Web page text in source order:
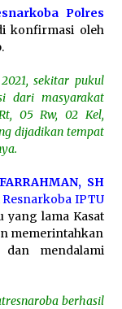
Polres
konfirmasi oleh
sekitar pukul
dari masyarakat
05 Rw, 02 Kel,
dijadikan tempat
SH
Resnarkoba IPTU
yang lama Kasat
memerintahkan
mendalami
berhasil